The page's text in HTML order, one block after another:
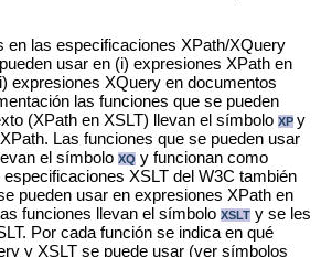
en las especificaciones XPath/XQuery
usar en (i) expresiones XPath en
expresiones XQuery en documentos
las funciones que se pueden
(XPath en XSLT) llevan el símbolo XP y
Las funciones que se pueden usar
el símbolo XQy funcionan como
XSLT del W3C también
pueden usar en expresiones XPath en
funciones llevan el símbolo XSLTy se les
Por cada función se indica en qué
y XSLT se puede usar (ver símbolos